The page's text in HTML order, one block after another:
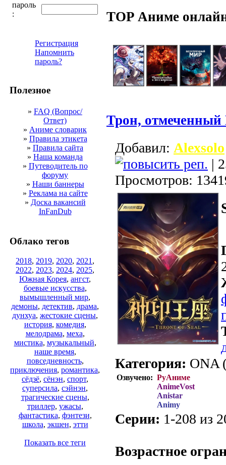
пароль
:
Регистрация
Напомнить
пароль?
Полезное
» FAQ (Вопрос/
Ответ)
» Аниме словарик
» Правила этикета
» Правила сайта
» Наша команда
» Путеводитель по
форуму
» Наши баннеры
» Реклама на сайте
» Доска вакансий
InFanDub
Облако тегов
2018, 2019, 2020, 2021 ,
2022, 2023, 2024, 2025,
Южная Корея, ангст,
боевые искусства,
вымышленный мир,
демоны, детектив, драма,
дунхуа, жестокие сцены,
история, комедия,
мелодрама, меха,
мистика, музыкальный,
наше время,
повседневность,
приключения, романтика,
сёдзё, сёнэн, спорт,
суперсила, сэйнэн,
трагические сцены,
триллер, ужасы,
фантастика, фэнтези,
школа, экшен, этти
Показать все теги
TOP Аниме
Трон, отмеченный
Добавил: Alexsolo
|
Просмотров:
Категория: ONA
Озвучено: РуАниме
AnimeVost
Anistar
Animy
Серии: 1-208 из
Возрастное